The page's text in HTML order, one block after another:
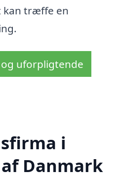
kan træffe en
uforpligtende
i
Danmark